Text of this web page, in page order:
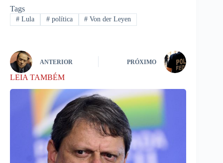
Tags
#Lula #política # Von der Leyen
ANTERIOR PRÓXIMO
LEIA TAMBÉM